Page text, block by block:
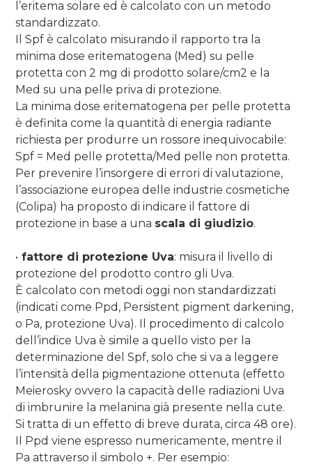
l’eritema solare ed è calcolato con un metodo
standardizzato.
Il Spf è calcolato misurando il rapporto tra la
minima dose eritematogena (Med) su pelle
protetta con 2 mg di prodotto solare/cm2 e la
Med su una pelle priva di protezione.
La minima dose eritematogena per pelle protetta
è definita come la quantità di energia radiante
richiesta per produrre un rossore inequivocabile:
Spf = Med pelle protetta/Med pelle non protetta.
Per prevenire l’insorgere di errori di valutazione,
l’associazione europea delle industrie cosmetiche
(Colipa) ha proposto di indicare il fattore di
protezione in base a una scala di giudizio.
• fattore di protezione Uva: misura il livello di
protezione del prodotto contro gli Uva.
È calcolato con metodi oggi non standardizzati
(indicati come Ppd, Persistent pigment darkening,
o Pa, protezione Uva). Il procedimento di calcolo
dell’indice Uva è simile a quello visto per la
determinazione del Spf, solo che si va a leggere
l’intensità della pigmentazione ottenuta (effetto
Meierosky ovvero la capacità delle radiazioni Uva
di imbrunire la melanina già presente nella cute.
Si tratta di un effetto di breve durata, circa 48 ore).
Il Ppd viene espresso numericamente, mentre il
Pa attraverso il simbolo +. Per esempio: